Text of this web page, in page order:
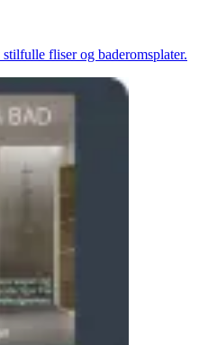
fliser og baderomsplater.